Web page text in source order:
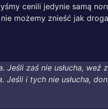
cenili jedynie samą
możemy znieść jak
zaś nie usłucha, weź
Jeśli i tych nie usłucha,